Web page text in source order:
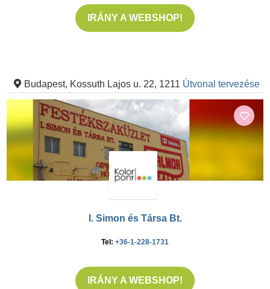
IRÁNY A WEBSHOP!
Budapest, Kossuth Lajos u. 22, 1211 Útvonal tervezése
I. Simon és Társa Bt.
Tel: +36-1-228-1731
IRÁNY A WEBSHOP!